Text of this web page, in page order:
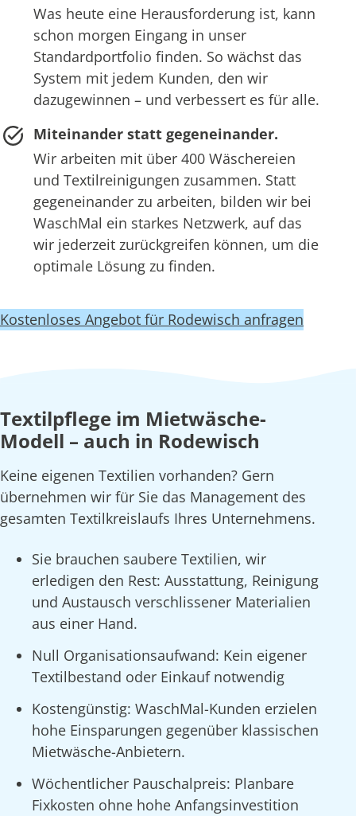
Was heute eine Herausforderung ist, kann
schon morgen Eingang in unser
Standardportfolio finden. So wächst das
System mit jedem Kunden, den wir
dazugewinnen – und verbessert es für alle.
Miteinander statt gegeneinander.
Wir arbeiten mit über 400 Wäschereien
und Textilreinigungen zusammen. Statt
gegeneinander zu arbeiten, bilden wir bei
WaschMal ein starkes Netzwerk, auf das
wir jederzeit zurückgreifen können, um die
optimale Lösung zu finden.
Kostenloses Angebot für Rodewisch anfragen
Textilpflege im Mietwäsche-
Modell – auch in Rodewisch
Keine eigenen Textilien vorhanden? Gern
übernehmen wir für Sie das Management des
gesamten Textilkreislaufs Ihres Unternehmens.
Sie brauchen saubere Textilien, wir
erledigen den Rest: Ausstattung, Reinigung
und Austausch verschlissener Materialien
aus einer Hand.
Null Organisationsaufwand: Kein eigener
Textilbestand oder Einkauf notwendig
Kostengünstig: WaschMal-Kunden erzielen
hohe Einsparungen gegenüber klassischen
Mietwäsche-Anbietern.
Wöchentlicher Pauschalpreis: Planbare
Fixkosten ohne hohe Anfangsinvestition